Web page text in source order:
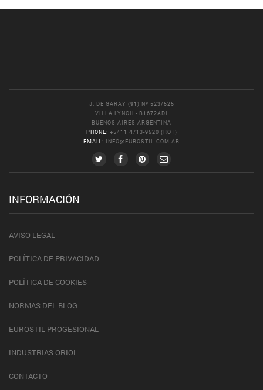
J. DE GARAY (91) Nº 523/525
VILLA LYNCH - B1672ADI
BUENOS AIRES ARGENTINA
PHONE: +5411 4713-9520 (ROT)
EMAIL : INFO@EUROSTIL.COM.AR
INFORMACIÓN
AVISO LEGAL
POLÍTICA DE PRIVACIDAD
POLÍTICA DE COOKIES
NORMAS DEL BLOG
EUROSTIL PROGESIONAL
INDUSTRIAS ORIOL
CONTACTO